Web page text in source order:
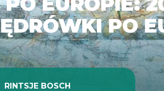
PO
RINTSJE BOSCH